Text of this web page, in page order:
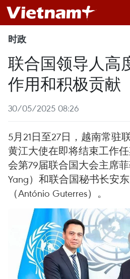
时政
联合国领导人高
作用和积极贡献
30/05/2025 08:26
5月21日至27日，越南常驻
黄江大使在即将结束工作
会第79届联合国大会主席菲
Yang）和联合国秘书长安
（António Guterres）。